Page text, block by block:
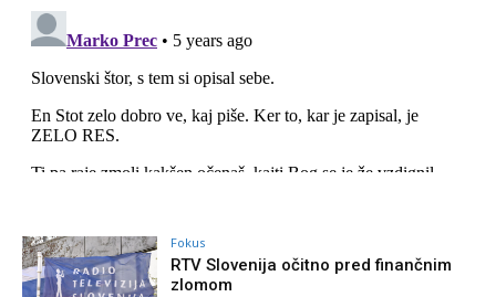
Fokus
RTV Slovenija očitno pred finančnim
zlomom